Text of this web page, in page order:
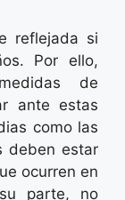
reflejada si
Por ello,
de
ante estas
como las
deben estar
ocurren en
parte, no